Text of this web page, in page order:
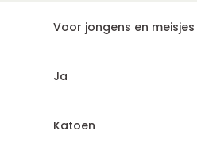
Voor jongens en meisjes
Ja
Katoen